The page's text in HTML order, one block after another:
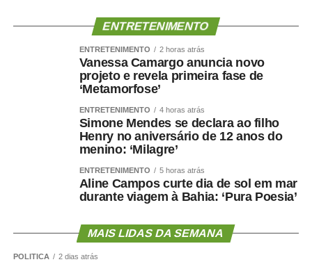
ENTRETENIMENTO
ENTRETENIMENTO 2 horas atrás
Vanessa Camargo anuncia novo
projeto e revela primeira fase de
‘Metamorfose’
ENTRETENIMENTO 4 horas atrás
Simone Mendes se declara ao filho
Henry no aniversário de 12 anos do
menino: ‘Milagre’
ENTRETENIMENTO 5 horas atrás
Aline Campos curte dia de sol em mar
durante viagem à Bahia: ‘Pura Poesia’
MAIS LIDAS DA SEMANA
POLÍTICA 2 dias atrás